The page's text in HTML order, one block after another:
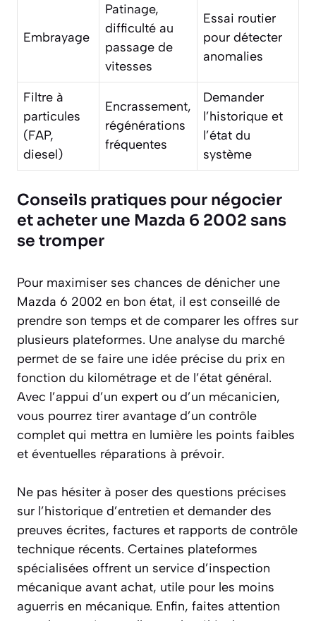
Embrayage
Patinage,
difficulté au
passage de
vitesses
Essai routier
pour détecter
anomalies
Filtre à
particules
(FAP,
diesel)
Encrassement,
régénérations
fréquentes
Demander
l’historique et
l’état du
système
Conseils pratiques pour négocier
et acheter une Mazda 6 2002 sans
se tromper
Pour maximiser ses chances de dénicher une
Mazda 6 2002 en bon état, il est conseillé de
prendre son temps et de comparer les offres sur
plusieurs plateformes. Une analyse du marché
permet de se faire une idée précise du prix en
fonction du kilométrage et de l’état général.
Avec l’appui d’un expert ou d’un mécanicien,
vous pourrez tirer avantage d’un contrôle
complet qui mettra en lumière les points faibles
et éventuelles réparations à prévoir.
Ne pas hésiter à poser des questions précises
sur l’historique d’entretien et demander des
preuves écrites, factures et rapports de contrôle
technique récents. Certaines plateformes
spécialisées offrent un service d’inspection
mécanique avant achat, utile pour les moins
aguerris en mécanique. Enfin, faites attention